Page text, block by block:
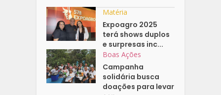
Matéria
Expoagro 2025
terá shows duplos
e surpresas inc...
Boas Ações
Campanha
solidária busca
doações para levar